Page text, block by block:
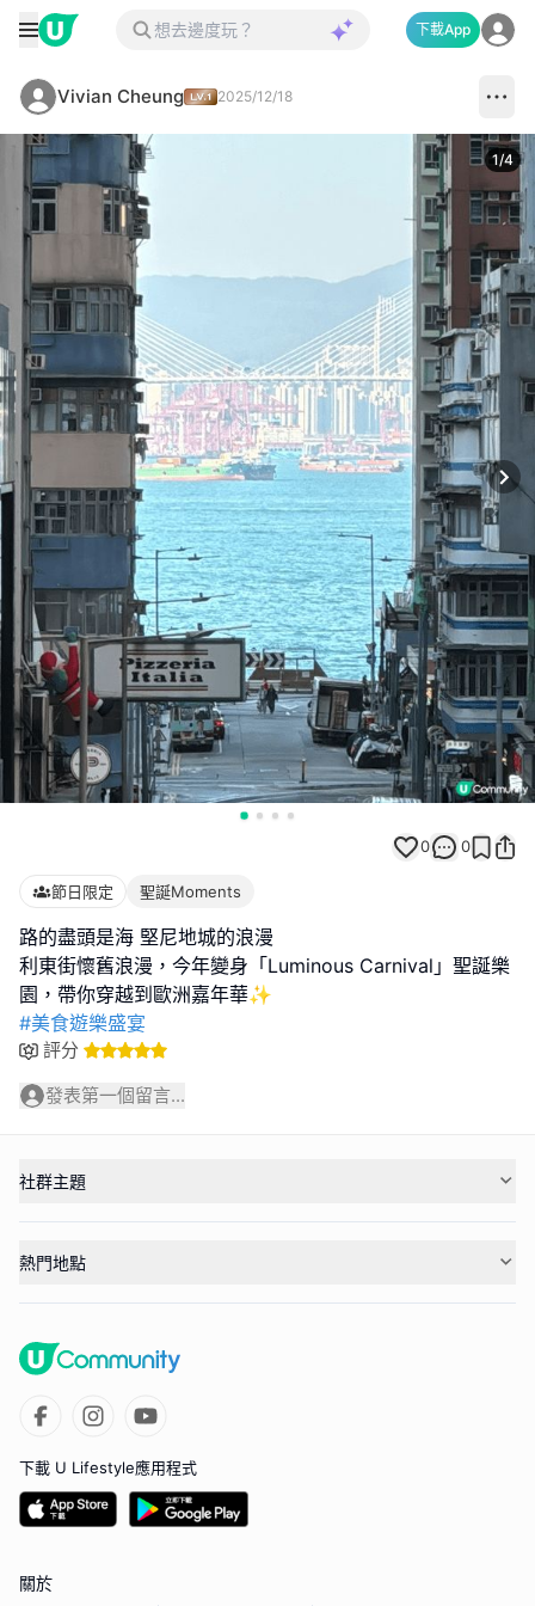
下載App
Vivian Cheung 2025/12/18
1/4
0 0
節日限定 聖誕Moments
路的盡頭是海 堅尼地城的浪漫
利東街懷舊浪漫，今年變身「Luminous Carnival」聖誕樂
#美食遊樂盛宴
評分
發表第一個留言...
社群主題
熱門地點
下載 U Lifestyle應用程式
關於